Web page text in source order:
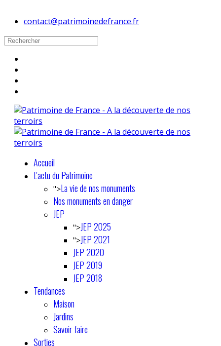
contact@patrimoinedefrance.fr
Accueil
L'actu du Patrimoine
">La vie de nos monuments
Nos monuments en danger
JEP
">JEP 2025
">JEP 2021
JEP 2020
JEP 2019
JEP 2018
Tendances
Maison
Jardins
Savoir faire
Sorties